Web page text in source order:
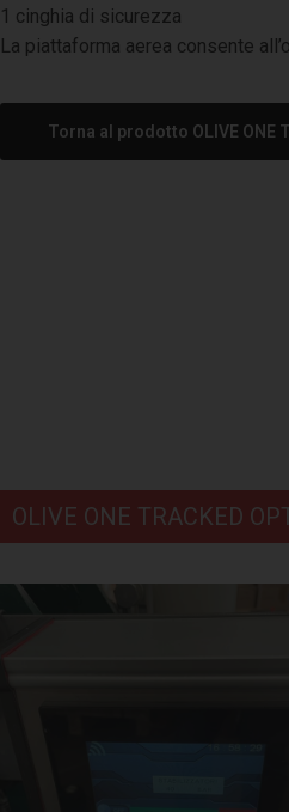
1 cinghia di sicurezza
La piattaforma aerea consente
Torna al prodotto OLIVE ONE
OLIVE ONE TRACKED